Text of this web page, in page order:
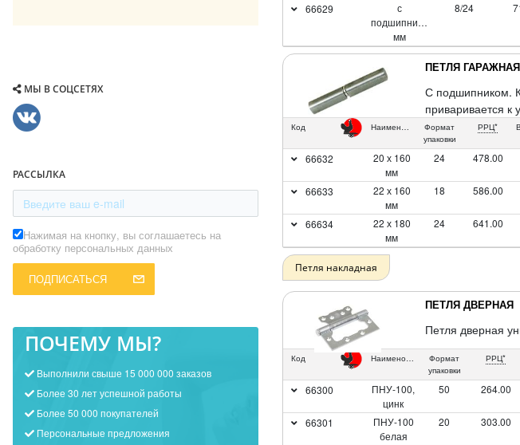
МЫ В СОЦСЕТЯХ
РАССЫЛКА
Нажимая на кнопку, вы соглашаетесь на
обработку персональных данных
ПОДПИСАТЬСЯ
ПОЧЕМУ МЫ?
Выполнили свыше 15 000 000 заказов
Более 30 лет успешной работы
Более 50 000 покупателей
Персональные предложения
66629
с
подшипником 22х180
мм
8/24
ПЕТЛЯ
С подшипником.
приваривается
Код Наименование
Формат
упаковки
РРЦ*
66632
20 х 160
мм
24 478.00
66633
22 х 160
мм
18 586.00
66634
22 х 180
мм
24 641.00
Петля накладная
ПЕТЛЯ ДВЕРНАЯ
Петля дверная
Код Наименование
Формат
упаковки
РРЦ*
66300
ПНУ-100,
цинк
50 264.00
66301
ПНУ-100
белая
20 303.00